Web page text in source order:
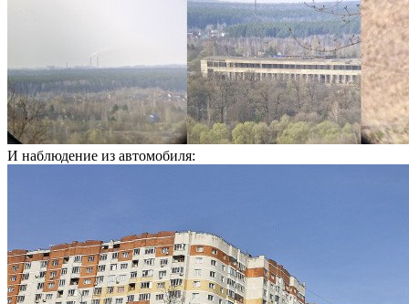
И наблюдение из автомобиля: